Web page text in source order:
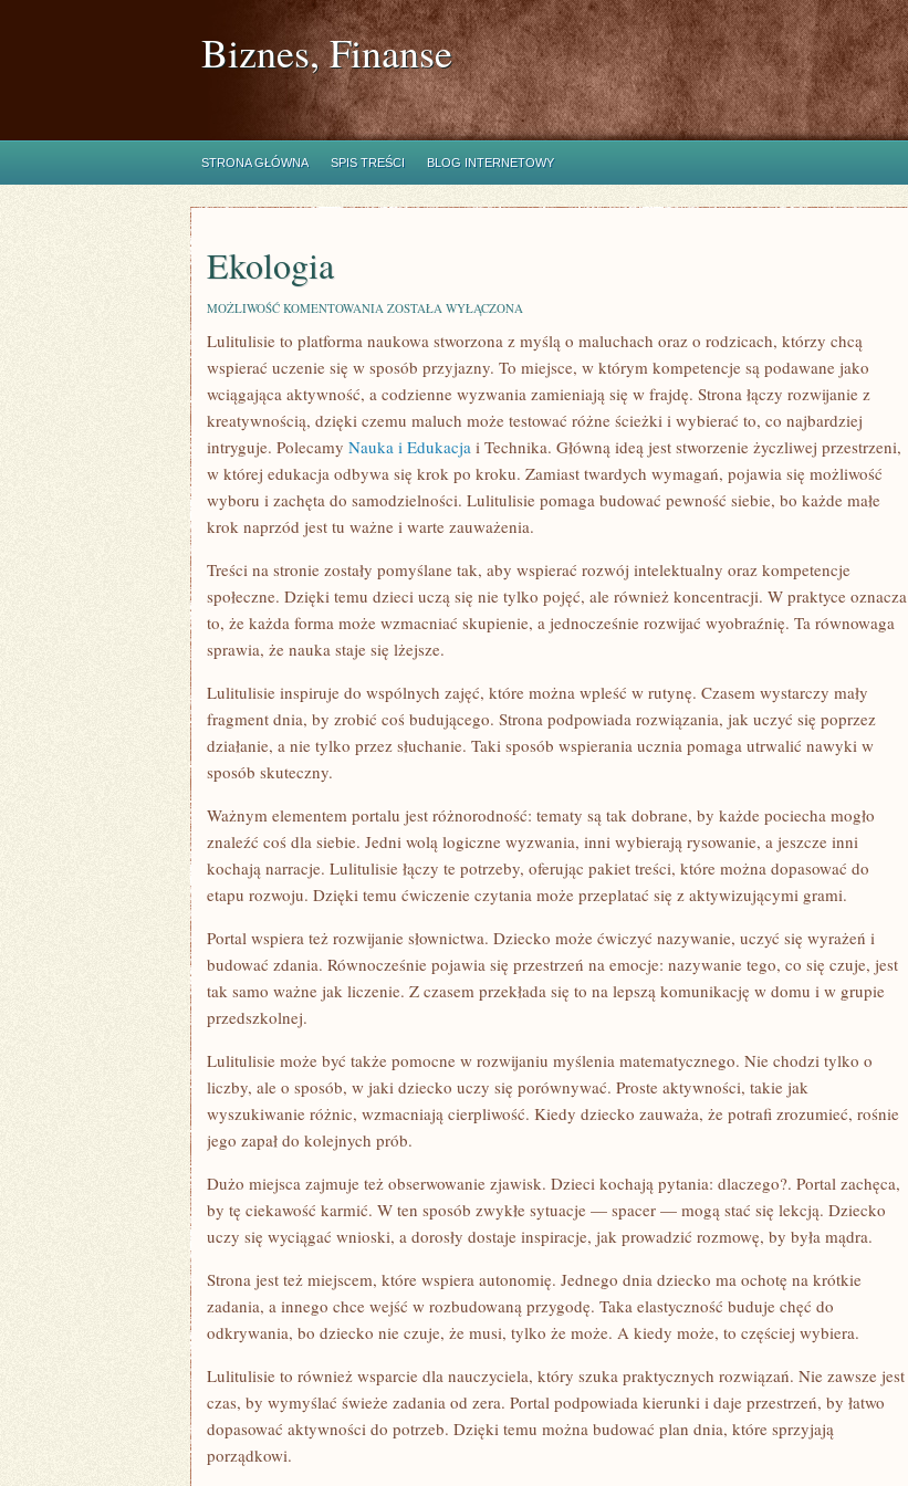
Biznes, Finanse
STRONA GŁÓWNA SPIS TREŚCI BLOG INTERNETOWY
Ekologia
MOŻLIWOŚĆ KOMENTOWANIA EKOLOGIA
ZOSTAŁA WYŁĄCZONA
Lulitulisie to platforma naukowa stworzona z myślą o maluchach oraz o rodzicach, którzy chcą
wspierać uczenie się w sposób przyjazny. To miejsce, w którym kompetencje są podawane jako
wciągająca aktywność, a codzienne wyzwania zamieniają się w frajdę. Strona łączy rozwijanie z
kreatywnością, dzięki czemu maluch może testować różne ścieżki i wybierać to, co najbardziej
intryguje. Polecamy Nauka i Edukacja i Technika. Główną ideą jest stworzenie życzliwej przestrzeni,
w której edukacja odbywa się krok po kroku. Zamiast twardych wymagań, pojawia się możliwość
wyboru i zachęta do samodzielności. Lulitulisie pomaga budować pewność siebie, bo każde małe
krok naprzód jest tu ważne i warte zauważenia.
Treści na stronie zostały pomyślane tak, aby wspierać rozwój intelektualny oraz kompetencje
społeczne. Dzięki temu dzieci uczą się nie tylko pojęć, ale również koncentracji. W praktyce oznacza
to, że każda forma może wzmacniać skupienie, a jednocześnie rozwijać wyobraźnię. Ta równowaga
sprawia, że nauka staje się lżejsze.
Lulitulisie inspiruje do wspólnych zajęć, które można wpleść w rutynę. Czasem wystarczy mały
fragment dnia, by zrobić coś budującego. Strona podpowiada rozwiązania, jak uczyć się poprzez
działanie, a nie tylko przez słuchanie. Taki sposób wspierania ucznia pomaga utrwalić nawyki w
sposób skuteczny.
Ważnym elementem portalu jest różnorodność: tematy są tak dobrane, by każde pociecha mogło
znaleźć coś dla siebie. Jedni wolą logiczne wyzwania, inni wybierają rysowanie, a jeszcze inni
kochają narracje. Lulitulisie łączy te potrzeby, oferując pakiet treści, które można dopasować do
etapu rozwoju. Dzięki temu ćwiczenie czytania może przeplatać się z aktywizującymi grami.
Portal wspiera też rozwijanie słownictwa. Dziecko może ćwiczyć nazywanie, uczyć się wyrażeń i
budować zdania. Równocześnie pojawia się przestrzeń na emocje: nazywanie tego, co się czuje, jest
tak samo ważne jak liczenie. Z czasem przekłada się to na lepszą komunikację w domu i w grupie
przedszkolnej.
Lulitulisie może być także pomocne w rozwijaniu myślenia matematycznego. Nie chodzi tylko o
liczby, ale o sposób, w jaki dziecko uczy się porównywać. Proste aktywności, takie jak
wyszukiwanie różnic, wzmacniają cierpliwość. Kiedy dziecko zauważa, że potrafi zrozumieć, rośnie
jego zapał do kolejnych prób.
Dużo miejsca zajmuje też obserwowanie zjawisk. Dzieci kochają pytania: dlaczego?. Portal zachęca,
by tę ciekawość karmić. W ten sposób zwykłe sytuacje — spacer — mogą stać się lekcją. Dziecko
uczy się wyciągać wnioski, a dorosły dostaje inspiracje, jak prowadzić rozmowę, by była mądra.
Strona jest też miejscem, które wspiera autonomię. Jednego dnia dziecko ma ochotę na krótkie
zadania, a innego chce wejść w rozbudowaną przygodę. Taka elastyczność buduje chęć do
odkrywania, bo dziecko nie czuje, że musi, tylko że może. A kiedy może, to częściej wybiera.
Lulitulisie to również wsparcie dla nauczyciela, który szuka praktycznych rozwiązań. Nie zawsze jest
czas, by wymyślać świeże zadania od zera. Portal podpowiada kierunki i daje przestrzeń, by łatwo
dopasować aktywności do potrzeb. Dzięki temu można budować plan dnia, które sprzyjają
porządkowi.